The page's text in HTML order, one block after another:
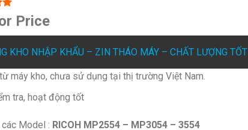
5
Price
KHO NHẬP KHẨU – ZIN THÁO MÁY – CHẤT LƯỢNG TỐT
máy kho, chưa sử dụng tại thị trường Việt Nam.
tra, hoạt động tốt
Model : RICOH MP2554 – MP3054 – 3554